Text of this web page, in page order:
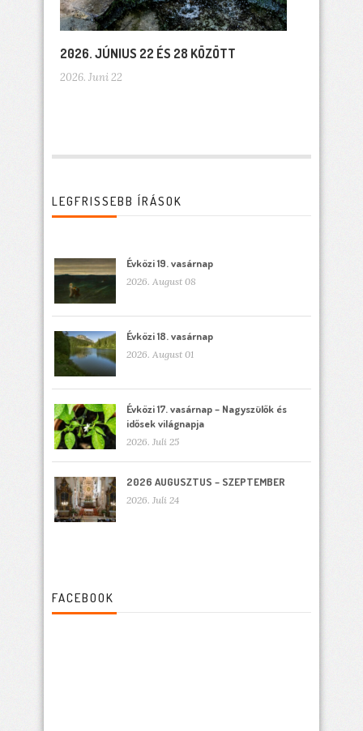
2026. JÚNIUS 22 ÉS 28 KÖZÖTT
2026. Juni 22
LEGFRISSEBB ÍRÁSOK
Évközi 19. vasárnap
2026. August 08
Évközi 18. vasárnap
2026. August 01
Évközi 17. vasárnap – Nagyszülők és
idősek világnapja
2026. Juli 25
2026 AUGUSZTUS – SZEPTEMBER
2026. Juli 24
FACEBOOK